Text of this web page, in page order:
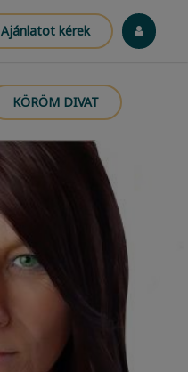
Ajánlatot kérek
KÖRÖM DIVAT